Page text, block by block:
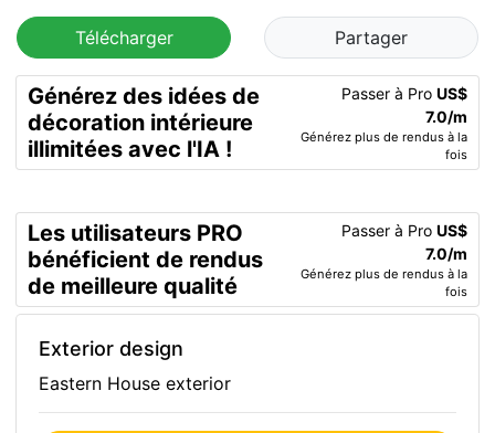
Télécharger Partager
Générez des idées de
décoration intérieure
illimitées avec l'IA !
Passer à Pro US$
7.0/m
Générez plus de rendus à la
fois
Les utilisateurs PRO
bénéficient de rendus
de meilleure qualité
Passer à Pro US$
7.0/m
Générez plus de rendus à la
fois
Exterior design
Eastern House exterior